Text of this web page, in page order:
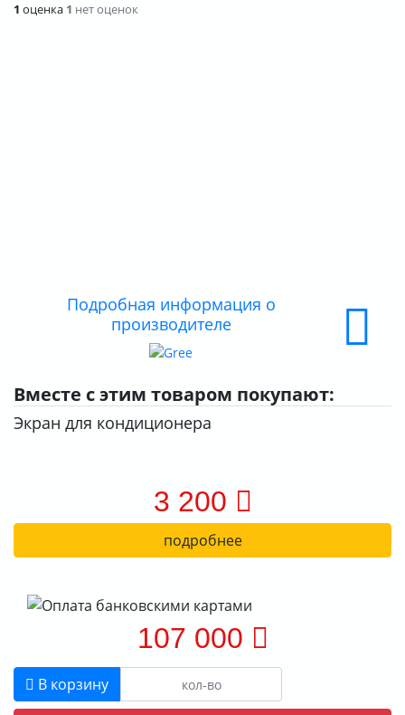
1 оценка 1 нет оценок
Подробная информация о
производителе
Вместе с этим товаром покупают:
Экран для кондиционера
3 200
подробнее
107 000
В корзину